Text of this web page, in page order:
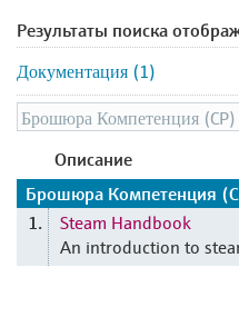
Результаты поиска
Документация (1)
Описание
Брошюра Компетенция
1.
Steam Handbook
An introduction to